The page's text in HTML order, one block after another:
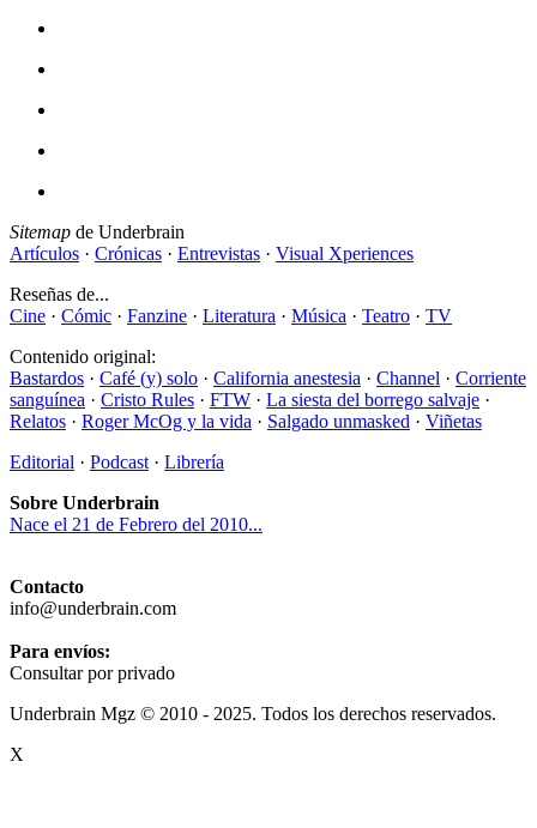
Sitemap de Underbrain
Artículos · Crónicas · Entrevistas · Visual Xperiences
Reseñas de...
Cine · Cómic · Fanzine · Literatura · Música · Teatro · TV
Contenido original:
Bastardos · Café (y) solo · California anestesia · Channel · Corriente
sanguínea · Cristo Rules · FTW · La siesta del borrego salvaje ·
Relatos · Roger McOg y la vida · Salgado unmasked · Viñetas
Editorial · Podcast · Librería
Sobre Underbrain
Nace el 21 de Febrero del 2010...
Contacto
info@underbrain.com
Para envíos:
Consultar por privado
Underbrain Mgz © 2010 - 2025. Todos los derechos reservados.
X